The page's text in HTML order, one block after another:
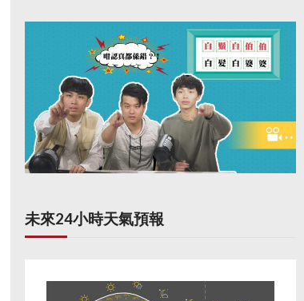
未來24小時天氣預報